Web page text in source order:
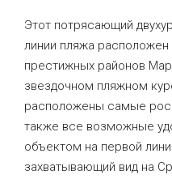
Этот потрясающий
линии пляжа
престижных районов
звездочном пляжном
расположены самые
также все возможные
объектом на первой
захватывающий вид на